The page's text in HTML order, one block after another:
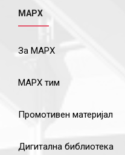
МАРХ
За МАРХ
МАРХ тим
Промотивен материјал
Дигитална библиотека